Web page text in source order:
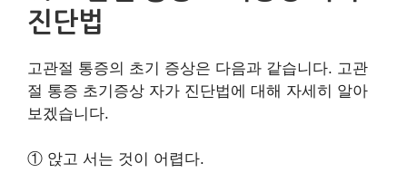
진단법
고관절 통증의 초기 증상은 다음과 같습니다. 고관
절 통증 초기증상 자가 진단법에 대해 자세히 알아
보겠습니다.
① 앉고 서는 것이 어렵다.